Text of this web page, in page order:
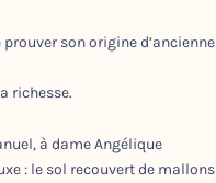
son origine d’ancienne
richesse.
à dame Angélique
: le sol recouvert de mallons